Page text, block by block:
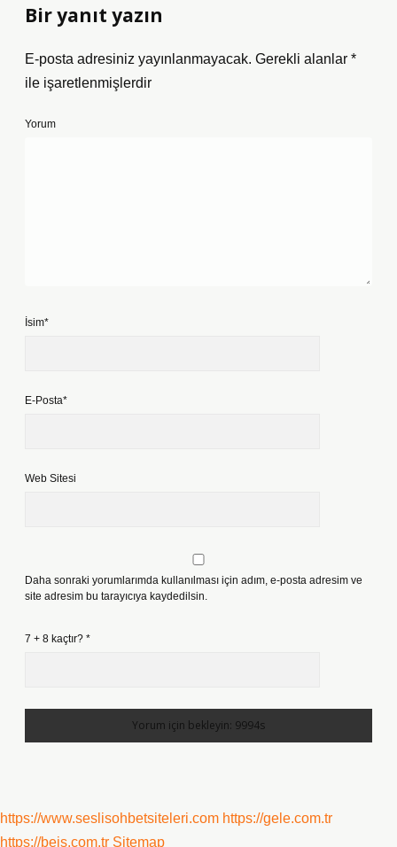
Bir yanıt yazın
E-posta adresiniz yayınlanmayacak. Gerekli alanlar *
ile işaretlenmişlerdir
Yorum
İsim*
E-Posta*
Web Sitesi
Daha sonraki yorumlarımda kullanılması için adım, e-posta adresim ve
site adresim bu tarayıcıya kaydedilsin.
7 + 8 kaçtır? *
https://www.seslisohbetsiteleri.com https://gele.com.tr
https://beis.com.tr Sitemap